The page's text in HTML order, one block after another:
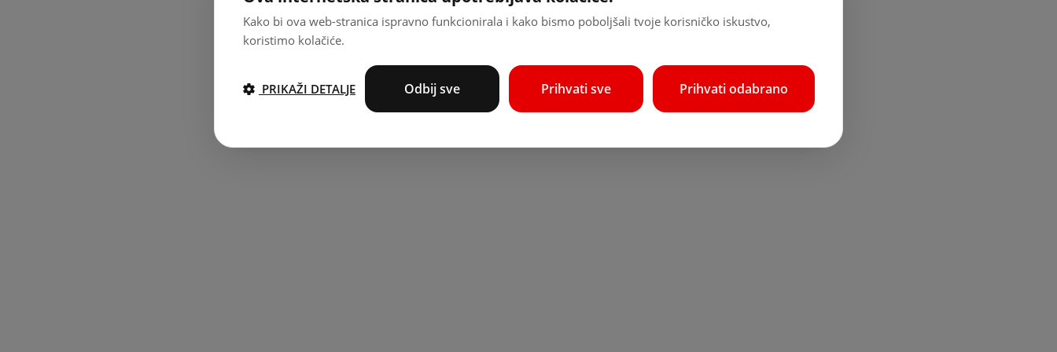
Kako bi ova web-stranica ispravno funkcionirala i kako bismo poboljšali tvoje korisničko iskustvo,
koristimo kolačiće.
Prihvati odabrano
Prihvati sve
Odbij sve
PRIKAŽI DETALJE